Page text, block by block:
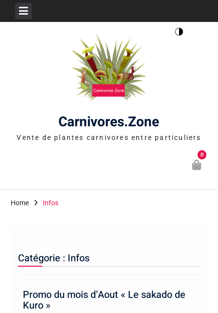
Carnivores.Zone
Vente de plantes carnivores entre particuliers
0
Home Infos
Catégorie : Infos
Promo du mois d’Aout « Le sakado de
Kuro »